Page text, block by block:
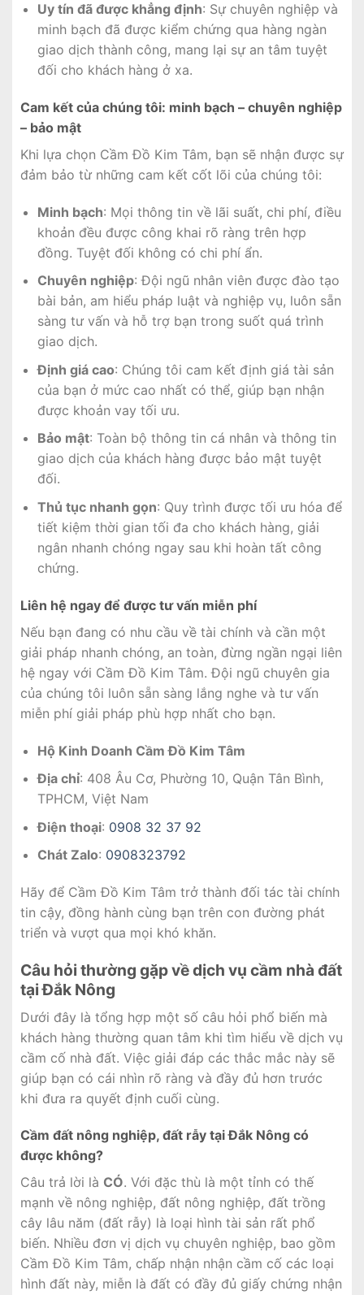
Uy tín đã được khẳng định: Sự chuyên nghiệp và
minh bạch đã được kiểm chứng qua hàng ngàn
giao dịch thành công, mang lại sự an tâm tuyệt
đối cho khách hàng ở xa.
Cam kết của chúng tôi: minh bạch – chuyên nghiệp
– bảo mật
Khi lựa chọn Cầm Đồ Kim Tâm, bạn sẽ nhận được sự
đảm bảo từ những cam kết cốt lõi của chúng tôi:
Minh bạch: Mọi thông tin về lãi suất, chi phí, điều
khoản đều được công khai rõ ràng trên hợp
đồng. Tuyệt đối không có chi phí ẩn.
Chuyên nghiệp: Đội ngũ nhân viên được đào tạo
bài bản, am hiểu pháp luật và nghiệp vụ, luôn sẵn
sàng tư vấn và hỗ trợ bạn trong suốt quá trình
giao dịch.
Định giá cao: Chúng tôi cam kết định giá tài sản
của bạn ở mức cao nhất có thể, giúp bạn nhận
được khoản vay tối ưu.
Bảo mật: Toàn bộ thông tin cá nhân và thông tin
giao dịch của khách hàng được bảo mật tuyệt
đối.
Thủ tục nhanh gọn: Quy trình được tối ưu hóa để
tiết kiệm thời gian tối đa cho khách hàng, giải
ngân nhanh chóng ngay sau khi hoàn tất công
chứng.
Liên hệ ngay để được tư vấn miễn phí
Nếu bạn đang có nhu cầu về tài chính và cần một
giải pháp nhanh chóng, an toàn, đừng ngần ngại liên
hệ ngay với Cầm Đồ Kim Tâm. Đội ngũ chuyên gia
của chúng tôi luôn sẵn sàng lắng nghe và tư vấn
miễn phí giải pháp phù hợp nhất cho bạn.
Hộ Kinh Doanh Cầm Đồ Kim Tâm
Địa chỉ: 408 Âu Cơ, Phường 10, Quận Tân Bình,
TPHCM, Việt Nam
Điện thoại: 0908 32 37 92
Chát Zalo: 0908323792
Hãy để Cầm Đồ Kim Tâm trở thành đối tác tài chính
tin cậy, đồng hành cùng bạn trên con đường phát
triển và vượt qua mọi khó khăn.
Câu hỏi thường gặp về dịch vụ cầm nhà đất
tại Đắk Nông
Dưới đây là tổng hợp một số câu hỏi phổ biến mà
khách hàng thường quan tâm khi tìm hiểu về dịch vụ
cầm cố nhà đất. Việc giải đáp các thắc mắc này sẽ
giúp bạn có cái nhìn rõ ràng và đầy đủ hơn trước
khi đưa ra quyết định cuối cùng.
Cầm đất nông nghiệp, đất rẫy tại Đắk Nông có
được không?
Câu trả lời là CÓ. Với đặc thù là một tỉnh có thế
mạnh về nông nghiệp, đất nông nghiệp, đất trồng
cây lâu năm (đất rẫy) là loại hình tài sản rất phổ
biến. Nhiều đơn vị dịch vụ chuyên nghiệp, bao gồm
Cầm Đồ Kim Tâm, chấp nhận nhận cầm cố các loại
hình đất này, miễn là đất có đầy đủ giấy chứng nhận